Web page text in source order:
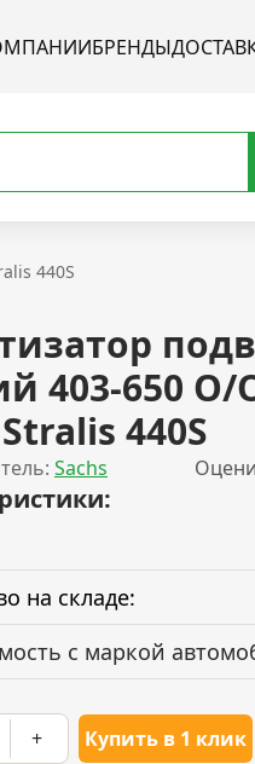
БРЕНДЫ
440S
403-650 О/
440S
Sachs
на складе:
с маркой
+ Купить в 1 клик